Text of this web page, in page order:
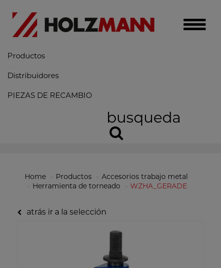
Toggle
Productos
Distribuidores
PIEZAS DE RECAMBIO
busqueda
Home Productos
Accesorios trabajo metal
Herramienta de torneado
WZHA_GERADE
atrás ir a la selección